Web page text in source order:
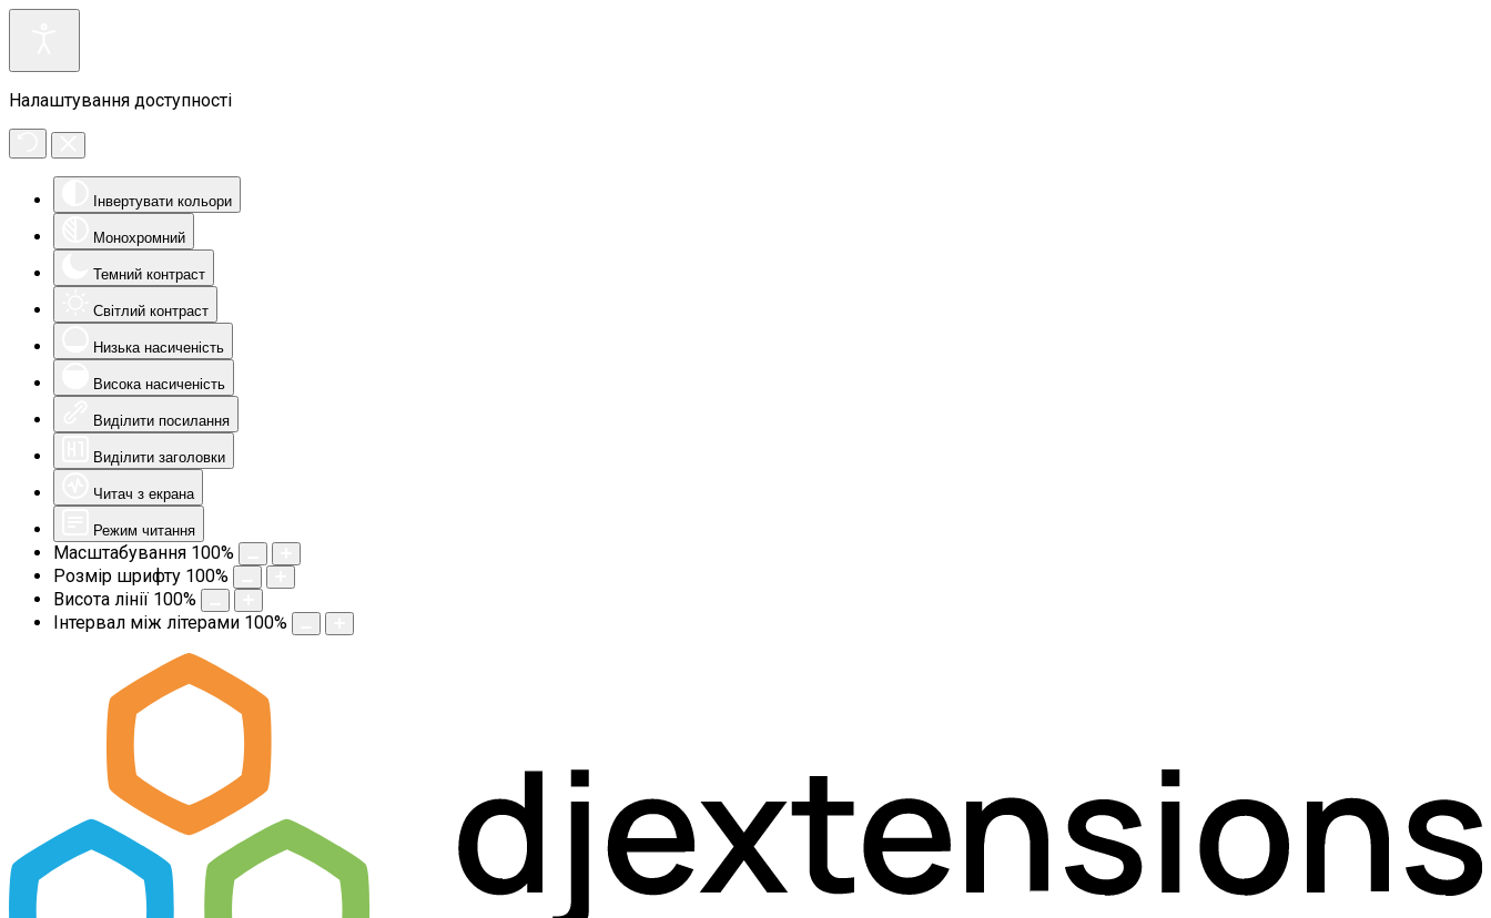
Налаштування доступності
Інвертувати кольори
Монохромний
Темний контраст
Світлий контраст
Низька насиченість
Висока насиченість
Виділити посилання
Виділити заголовки
Читач з екрана
Режим читання
Масштабування 100%
Розмір шрифту 100%
Висота лінії 100%
Інтервал між літерами 100%